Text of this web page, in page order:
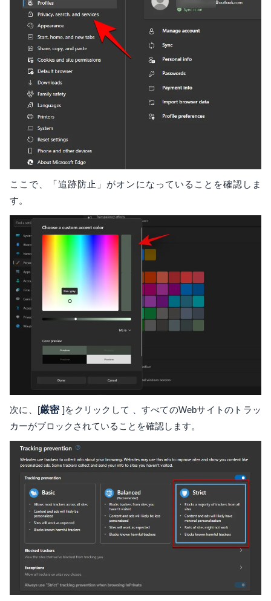
ここで、「追跡防止」がオンになっていることを確認しま
す。
次に、[厳密]をクリックして 、すべてのWebサイトのトラッ
カーがブロックされていることを確認します。